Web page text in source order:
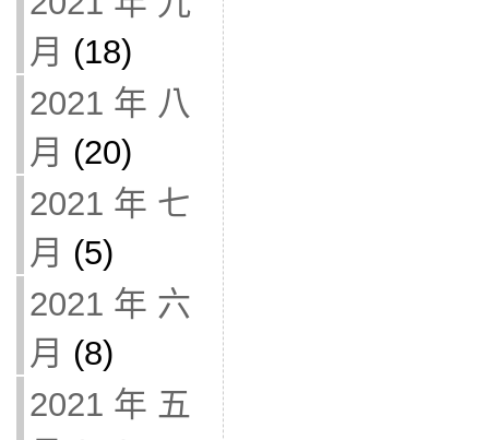
月 (18)
2021 年 八
月 (20)
2021 年 七
月 (5)
2021 年 六
月 (8)
2021 年 五